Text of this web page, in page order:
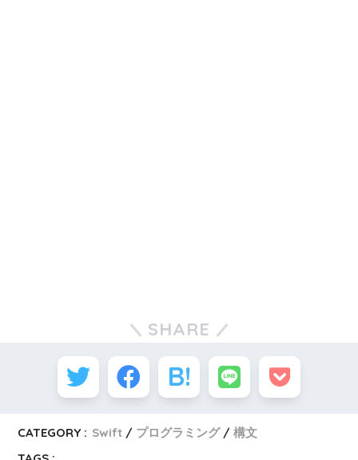
SHARE
CATEGORY : Swift プログラミング
構文